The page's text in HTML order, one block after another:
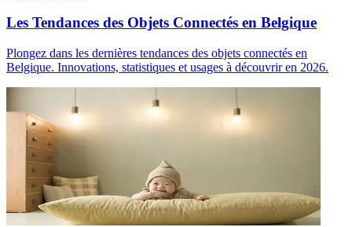
Les Tendances des Objets Connectés en Belgique
Plongez dans les dernières tendances des objets connectés en
Belgique. Innovations, statistiques et usages à découvrir en 2026.